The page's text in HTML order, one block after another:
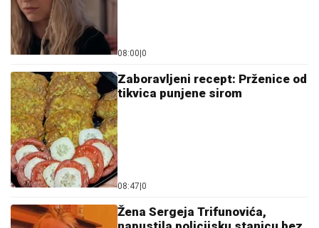
08:00|0
Zaboravljeni recept: Prženice od
tikvica punjene sirom
08:47|0
Žena Sergeja Trifunovića,